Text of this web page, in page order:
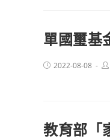
單國璽基
Post2022-08-08
教育部「